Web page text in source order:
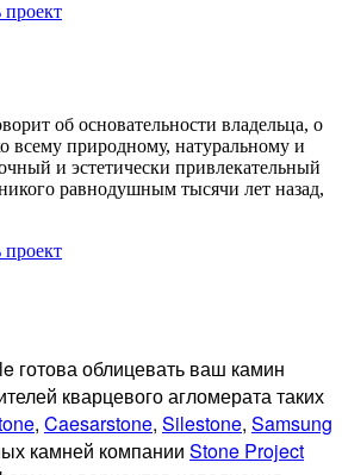
проект
об основательности владельца, о
всему природному, натуральному и
и эстетически привлекательный
равнодушным тысячи лет назад,
проект
готоваоблицевать ваш камин
кварцевого агломерата таких
, Caesarstone, Silestone, Samsung
камней компании Stone Project